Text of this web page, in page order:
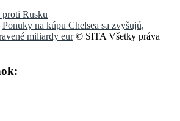
proti Rusku
Ponuky na kúpu Chelsea sa zvyšujú,
miliardy eur© SITA Všetky práva